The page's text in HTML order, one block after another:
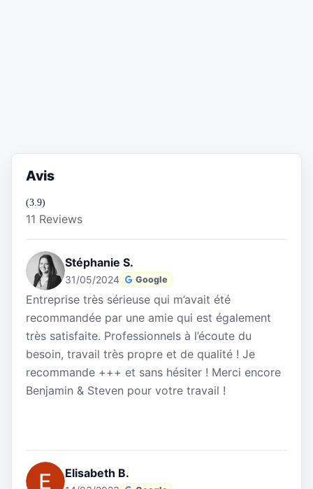
Avis
(3.9)
11 Reviews
Stéphanie S.
31/05/2024 Google
Entreprise très sérieuse qui m’avait été
recommandée par une amie qui est également
très satisfaite. Professionnels à l’écoute du
besoin, travail très propre et de qualité ! Je
recommande +++ et sans hésiter ! Merci encore
Benjamin & Steven pour votre travail !
Elisabeth B.